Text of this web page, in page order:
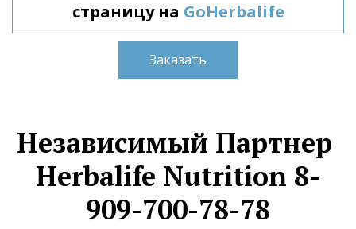
страницу на GoHerbalife
Заказать
Независимый Партнер
Herbalife Nutrition 8-
909-700-78-78